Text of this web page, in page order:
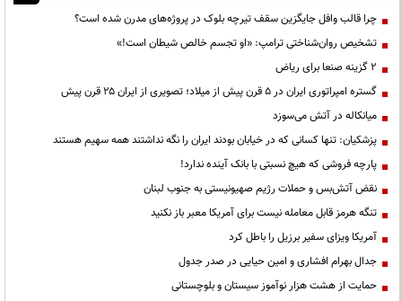
چرا قالب وافل جایگزین سقف تیرچه بلوک در پروژه‌های مدرن شده است؟
تشخیص روان‌شناختی ترامپ: «او تجسم خالص شیطان است!»
۲ گزینه صنعا برای ریاض
گستره امپراتوری ایران در ۵ قرن پیش از میلاد؛ تصویری از ایران ۲۵ قرن پیش
میانکاله در آتش می‌سوزد
پزشکیان: تنها کسانی که در خیابان بودند ایران را نگه نداشتند همه سهیم هستند
پارچه فروشی که هیچ نسبتی با بانک آینده ندارد!
نقض آتش‌بس و حملات رژیم صهیونیستی به جنوب لبنان
تنگه هرمز قابل معامله نیست برای آمریکا معبر باز نکنید
آمریکا ویزای سفیر برزیل را باطل کرد
جدال بهرام افشاری و امین حیایی در صدر جدول
حمایت از هشت هزار نوآموز سیستان و بلوچستانی